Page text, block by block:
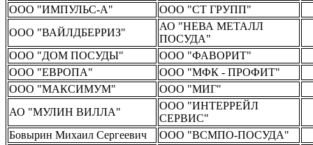
ООО "ИМПУЛЬС-А"
ООО "СТ ГРУПП"
ООО "ВАЙЛДБЕРРИЗ"
АО "НЕВА МЕТАЛЛ
ПОСУДА"
ООО "ДОМ ПОСУДЫ"
ООО "ФАВОРИТ"
ООО "ЕВРОПА"
ООО "МФК - ПРОФИТ"
ООО "МАКСИМУМ"
ООО "МИГ"
АО "МУЛИН ВИЛЛА"
ООО "ИНТЕРРЕЙЛ
СЕРВИС"
Бовырин Михаил Сергеевич
ООО "ВСМПО-ПОСУДА"